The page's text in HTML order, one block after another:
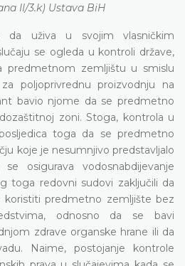
II/3.k) Ustava BiH
da uživa u svojim vlasničkim
se ogleda u kontroli države,
predmetnom zemljištu u smislu
za poljoprivrednu proizvodnju na
bavio njome da se predmetno
zoni. Stoga, kontrola u
toga da se predmetno
koje je nesumnjivo predstavljalo
osigurava vodosnabdijevanje
toga redovni sudovi zaključili da
predmetno zemljište bez
odnosno da se bavi
zdrave organske hrane ili da
Naime, postojanje kontrole